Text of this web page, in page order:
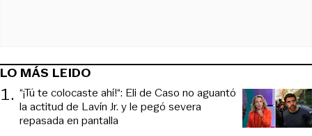
LO MÁS LEIDO
1. “¡Tú te colocaste ahí!“: Eli de Caso no aguantó
la actitud de Lavín Jr. y le pegó severa
repasada en pantalla